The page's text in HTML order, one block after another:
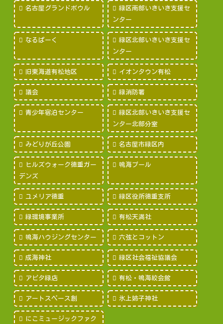
名古屋グランドボウル
緑区南部いきいき支援セ
ンター
なるぱーく
緑区北部いきいき支援セ
ンター
旧東海道有松地区 イオンタウン有松
議会 緑消防署
青少年宿泊センター
緑区北部いきいき支援セ
ンター北部分室
みどりが丘公園 名古屋市緑区内
ヒルズウォーク徳重ガー
デンズ
鳴海プール
ユメリア徳重 緑区役所徳重支所
緑環境事業所 有松天満社
鳴海ハウジングセンター 六弦とコットン
成海神社 緑区社会福祉協議会
アピタ緑店 有松・鳴海絞会館
アートスペース創 氷上姉子神社
にこミュージックファク